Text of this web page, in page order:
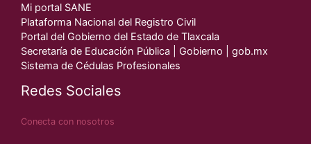
Mi portal SANE
Plataforma Nacional del Registro Civil
Portal del Gobierno del Estado de Tlaxcala
Secretaría de Educación Pública | Gobierno | gob.mx
Sistema de Cédulas Profesionales
Redes Sociales
Conecta con nosotros